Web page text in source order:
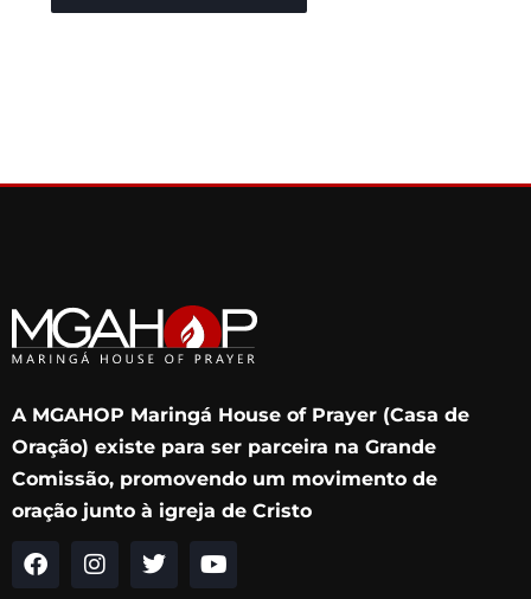
A MGAHOP Maringá House of Prayer (Casa de
Oração) existe para ser parceira na Grande
Comissão, promovendo um movimento de
oração junto à igreja de Cristo
F
I
T
Y